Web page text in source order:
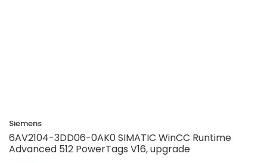
Siemens
6AV2104-3DD06-0AK0 SIMATIC WinCC Runtime
Advanced 512 PowerTags V16, upgrade